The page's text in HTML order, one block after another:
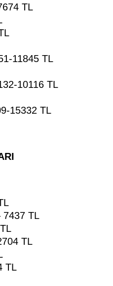
TL
11845 TL
10116 TL
15332 TL
7437 TL
TL
TL